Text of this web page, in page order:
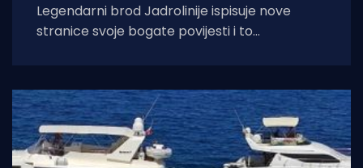
Legendarni brod Jadrolinije ispisuje nove
stranice svoje bogate povijesti i to